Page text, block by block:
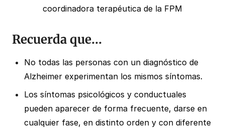
coordinadora terapéutica de la FPM
Recuerda que…
No todas las personas con un diagnóstico de
Alzheimer experimentan los mismos síntomas.
Los síntomas psicológicos y conductuales
pueden aparecer de forma frecuente, darse en
cualquier fase, en distinto orden y con diferente